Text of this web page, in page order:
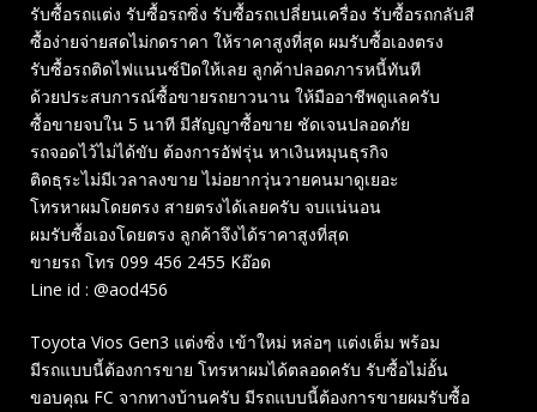
รับซื้อรถแต่ง รับซื้อรถซิ่ง รับซื้อรถเปลี่ยนเครื่อง รับซื้อรถกลับสี
ซื้อง่ายจ่ายสดไม่กดราคา ให้ราคาสูงที่สุด ผมรับซื้อเองตรง
รับซื้อรถติดไฟแนนซ์ปิดให้เลย ลูกค้าปลอดภารหนี้ทันที
ด้วยประสบการณ์ซื้อขายรถยาวนาน ให้มืออาชีพดูแลครับ
ซื้อขายจบใน 5 นาที มีสัญญาซื้อขาย ชัดเจนปลอดภัย
รถจอดไว้ไม่ได้ขับ ต้องการอัฟรุ่น หาเงินหมุนธุรกิจ
ติดธุระไม่มีเวลาลงขาย ไม่อยากวุ่นวายคนมาดูเยอะ
โทรหาผมโดยตรง สายตรงได้เลยครับ จบแน่นอน
ผมรับซื้อเองโดยตรง ลูกค้าจึงได้ราคาสูงที่สุด
ขายรถ โทร 099 456 2455 Kอ๊อด
Line id : @aod456
Toyota Vios Gen3 แต่งซิ่ง เข้าใหม่ หล่อๆ แต่งเต็ม พร้อม
มีรถแบบนี้ต้องการขาย โทรหาผมได้ตลอดครับ รับซื้อไม่อั้น
ขอบคุณ FC จากทางบ้านครับ มีรถแบบนี้ต้องการขายผมรับซื้อ